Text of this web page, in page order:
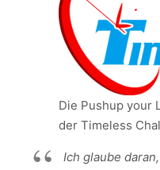
Die Pushup your
der Timeless
Ich glaube